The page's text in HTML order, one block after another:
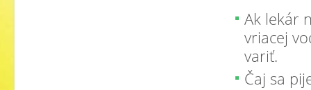
Ak lekár
vriacej
variť.
Čaj sa